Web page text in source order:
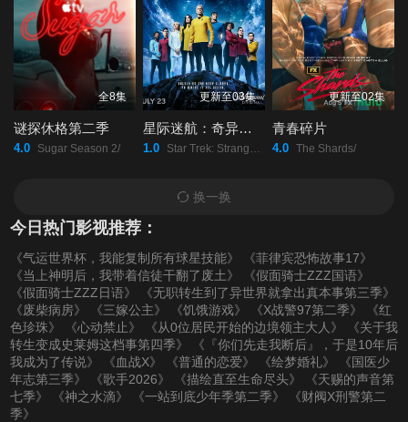
全8集
谜探休格第二季
4.0 Sugar Season 2/
更新至03集
星际迷航：奇异新世界第四季
1.0 Star Trek: Strange New Worlds Season 4/
更新至02集
青春碎片
4.0 The Shards/
换一换
今日热门影视推荐：
《气运世界杯，我能复制所有球星技能》
《菲律宾恐怖故事17》
《当上神明后，我带着信徒干翻了废土》
《假面骑士ZZZ国语》
《假面骑士ZZZ日语》
《无职转生到了异世界就拿出真本事第三季》
《废柴病房》
《三嫁公主》 《饥饿游戏》 《X战警97第二季》
《红
色珍珠》
《心动禁止》 《从0位居民开始的边境领主大人》
《关于我
转生变成史莱姆这档事第四季》
《『你们先走我断后』，于是10年后
我成为了传说》
《血战X》 《普通的恋爱》 《绘梦婚礼》
《国医少
年志第三季》
《歌手2026》 《描绘直至生命尽头》
《天赐的声音第
七季》
《神之水滴》 《一站到底少年季第二季》
《财阀X刑警第二
季》